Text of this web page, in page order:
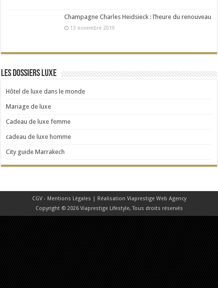
Champagne Charles Heidsieck : l’heure du renouveau
13 novembre 2019
Les dossiers Luxe
Hôtel de luxe dans le monde
Mariage de luxe
Cadeau de luxe femme
cadeau de luxe homme
City guide Marrakech
CGV - Mentions Légales | Réalisation Viaprestige Web Agency
Copyright © 2026 Viaprestige Lifestyle, Tous droits réservés